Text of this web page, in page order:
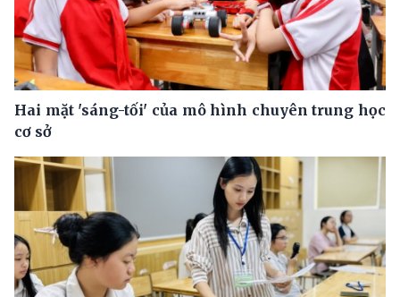
Hai mặt 'sáng-tối' của mô hình chuyên trung học
cơ sở